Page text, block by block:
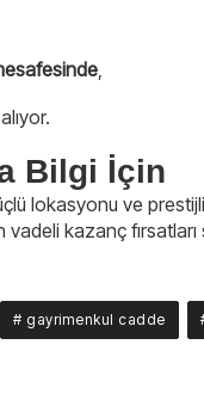
Bilgi İçin
lokasyonu ve
kazanç fırsatları
# gayrimenkul cadde